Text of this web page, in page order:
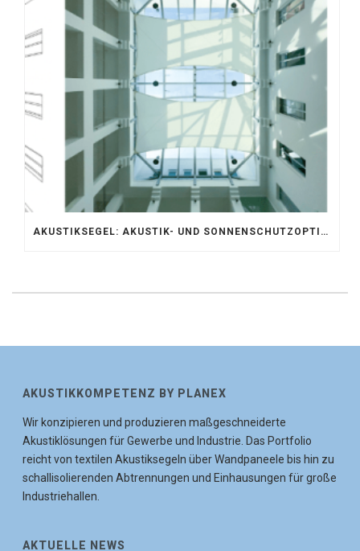
AKUSTIKSEGEL: AKUSTIK- UND SONNENSCHUTZOPTIMIERUNG IM ATRIUM DER UNIVERSITÄT BONN
AKUSTIKKOMPETENZ BY PLANEX
Wir konzipieren und produzieren maßgeschneiderte
Akustiklösungen für Gewerbe und Industrie. Das Portfolio
reicht von textilen Akustiksegeln über Wandpaneele bis hin zu
schallisolierenden Abtrennungen und Einhausungen für große
Industriehallen.
AKTUELLE NEWS